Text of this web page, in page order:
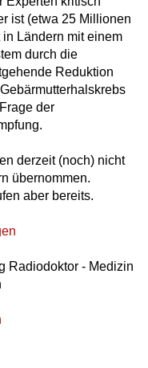
ist (etwa 25 Millionen
Ländern mit einem
durch die
Reduktion
der
derzeit (noch) nicht
übernommen.
aber bereits.
Radiodoktor - Medizin